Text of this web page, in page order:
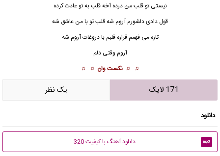
نیستی تو قلب من درده آخه قلب به تو عادت کرده
قول دادی دلشورم آروم شه قلب تو با من عاشق شه
تازه می فهمم قراره قلبم با دروغات آروم شه
آروم وقتی دلم
♫ ♫ نکست وان ♫ ♫
171 لایک يک نظر
دانلود
mp3 دانلود آهنگ با کیفیت 320